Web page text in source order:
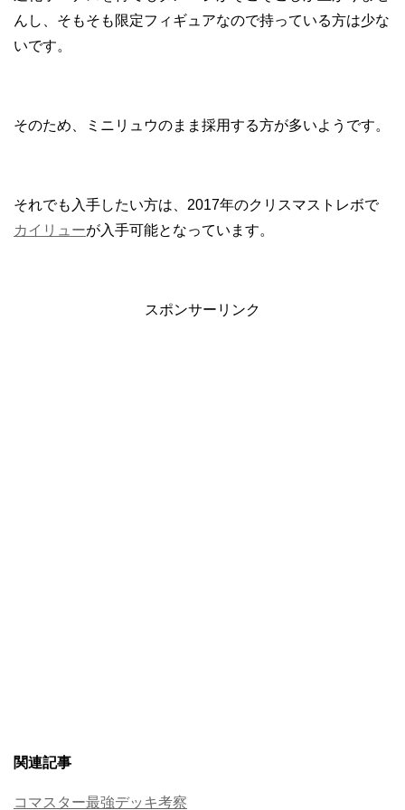
んし、そもそも限定フィギュアなので持っている方は少な
いです。
そのため、ミニリュウのまま採用する方が多いようです。
それでも入手したい方は、2017年のクリスマストレボで
カイリューが入手可能となっています。
スポンサーリンク
関連記事
コマスター最強デッキ考察